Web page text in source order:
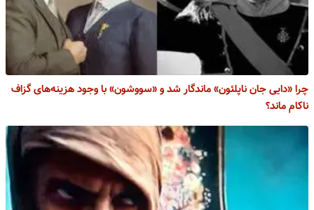
چرا «دایی جان ناپلئون» ماندگار شد و «سووشون» با وجود هزینه‌های گزاف
ناکام ماند؟